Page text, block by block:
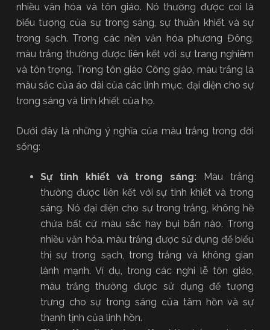
nhiều văn hóa và tôn giáo. Nó thường được coi là
biểu tượng của sự trong sáng, sự thuần khiết và sự
trong sạch. Trong các nền văn hóa phương Đông,
màu trắng thường được liên kết với sự trang nghiêm
và tôn trọng. Trong tôn giáo Công giáo, màu trắng là
màu sắc của áo dài của các linh mục, đại diện cho sự
trong sáng và tinh khiết của họ.
Dưới đây là những ý nghĩa của màu trắng trong đời
sống:
Sự tinh khiết và trong sáng: Màu trắng
thường được liên kết với sự tinh khiết và trong
sáng. Nó đại diện cho sự trong trắng, không hề
chứa bất cứ màu sắc hay bụi bẩn nào. Trong
nhiều văn hóa, màu trắng được sử dụng để biểu
thị sự trong sạch, trong trắng và không gian
lành mạnh. Ví dụ, trong các nghi lễ tôn giáo,
màu trắng thường được sử dụng để tượng
trưng cho sự trong sáng của tâm hồn và sự
thanh tịnh của linh hồn.